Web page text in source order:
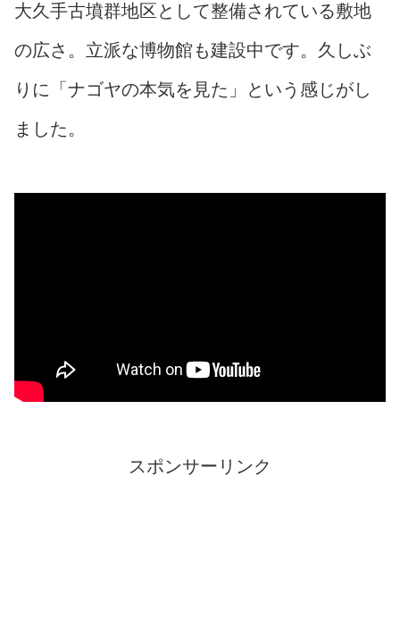
大久手古墳群地区として整備されている敷地
の広さ。立派な博物館も建設中です。久しぶ
りに「ナゴヤの本気を見た」という感じがし
ました。
スポンサーリンク